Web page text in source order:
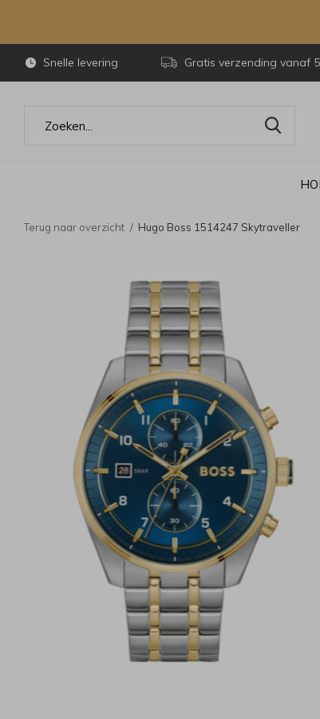
Snelle levering Gratis verzending vanaf
Terug naar overzicht Hugo Boss 1514247 Skytraveller